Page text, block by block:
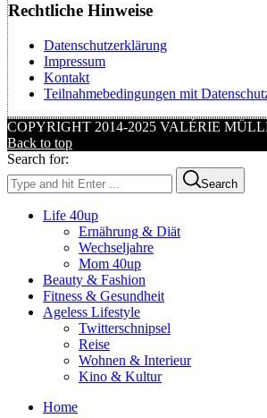
Rechtliche Hinweise
Datenschutzerklärung
Impressum
Kontakt
Teilnahmebedingungen mit
COPYRIGHT 2014-2025 VALÉRIE
Back to top
Search for:
Search
Life 40up
Ernährung & Diät
Wechseljahre
Mom 40up
Beauty & Fashion
Fitness & Gesundheit
Ageless Lifestyle
Twitterschnipsel
Reise
Wohnen & Interieur
Kino & Kultur
Home